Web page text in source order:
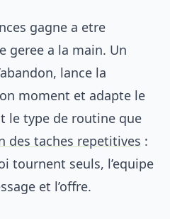
gagne a etre
geree a la main. Un
lance la
moment et adapte le
le type de routine que
des taches repetitives :
tournent seuls, l’equipe
et l’offre.